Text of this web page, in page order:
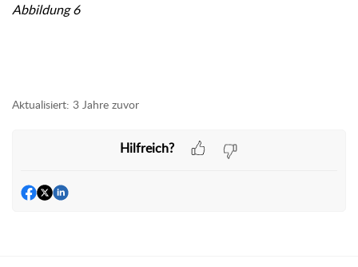
Abbildung 6
Aktualisiert: 3 Jahre zuvor
Hilfreich?